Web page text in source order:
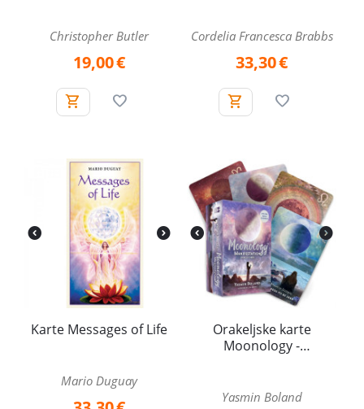
Christopher Butler
19,00€
Cordelia Francesca Brabbs
33,30€
Karte Messages of Life
Mario Duguay
Orakeljske karte
Moonology -
Yasmin Boland